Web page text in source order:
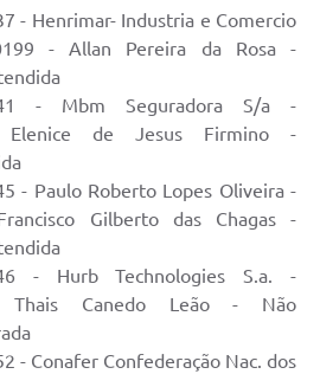
- Henrimar- Industria e Comercio
- Allan Pereira da Rosa -
- Mbm Seguradora S/a -
Elenice de Jesus Firmino -
- Paulo Roberto Lopes Oliveira -
Gilberto das Chagas -
- Hurb Technologies S.a. -
Thais Canedo Leão - Não
- Conafer Confederação Nac. dos